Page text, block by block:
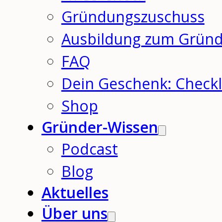
Gründungszuschuss
Ausbildung zum
FAQ
Dein Geschenk:
Shop
Gründer-Wissen
Podcast
Blog
Aktuelles
Über uns